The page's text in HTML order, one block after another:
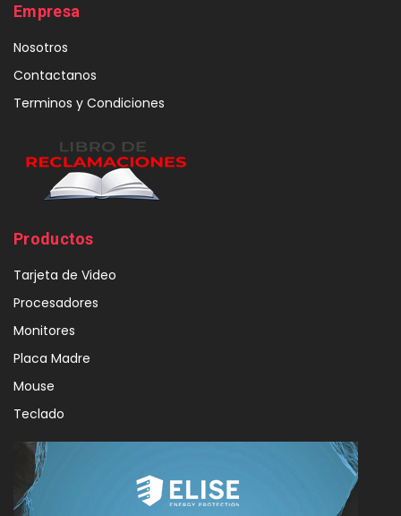
Empresa
Nosotros
Contactanos
Terminos y Condiciones
Productos
Tarjeta de Video
Procesadores
Monitores
Placa Madre
Mouse
Teclado